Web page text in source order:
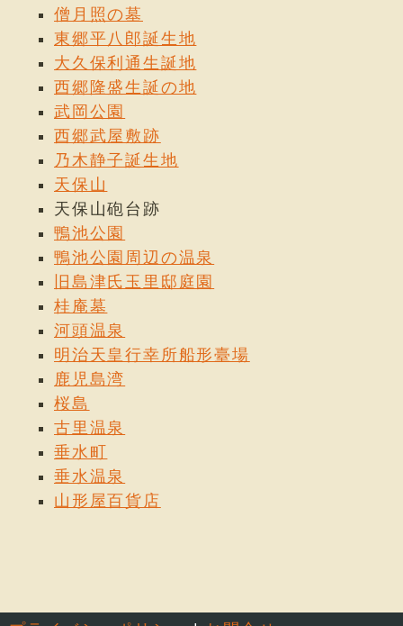
僧月照の墓
東郷平八郎誕生地
大久保利通生誕地
西郷隆盛生誕の地
武岡公園
西郷武屋敷跡
乃木静子誕生地
天保山
天保山砲台跡
鴨池公園
鴨池公園周辺の温泉
旧島津氏玉里邸庭園
桂庵墓
河頭温泉
明治天皇行幸所船形臺場
鹿児島湾
桜島
古里温泉
垂水町
垂水温泉
山形屋百貨店